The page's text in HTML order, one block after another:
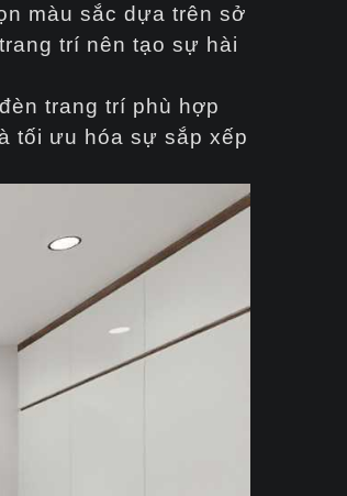
màu sắc dựa trên sở
trí nên tạo sự hài
trang trí phù hợp
tối ưu hóa sự sắp xếp